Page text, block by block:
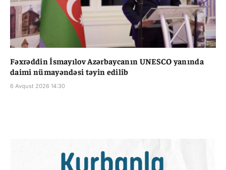
Fəxrəddin İsmayılov Azərbaycanın UNESCO yanında
daimi nümayəndəsi təyin edilib
6 Avqust 2026 14:30